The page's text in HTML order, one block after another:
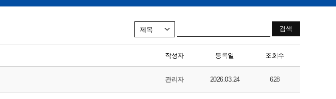
작성자 등록일 조회수
관리자 2026.03.24 628